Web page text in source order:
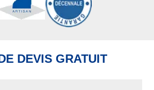
DEVIS GRATUIT